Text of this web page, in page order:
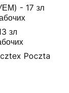
- 17 зл
зл
Poczta